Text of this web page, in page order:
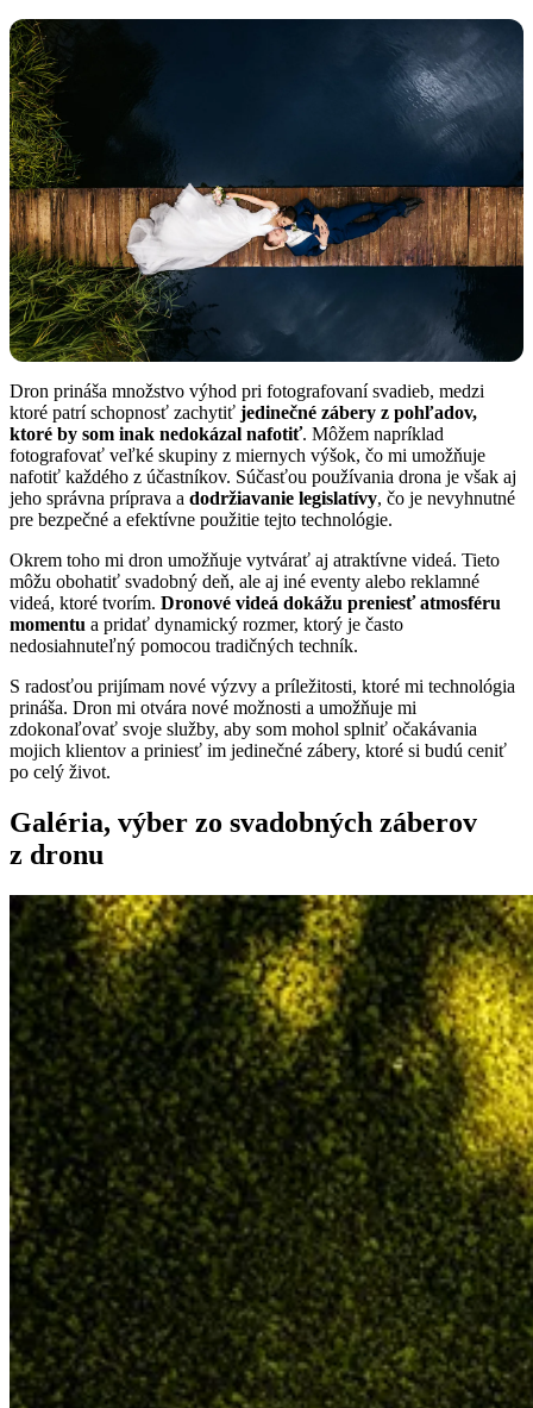
Dron prináša množstvo výhod pri fotografovaní svadieb, medzi
ktoré patrí schopnosť zachytiť jedinečné zábery z pohľadov,
ktoré by som inak nedokázal nafotiť. Môžem napríklad
fotografovať veľké skupiny z miernych výšok, čo mi umožňuje
nafotiť každého z účastníkov. Súčasťou používania drona je však aj
jeho správna príprava a dodržiavanie legislatívy, čo je nevyhnutné
pre bezpečné a efektívne použitie tejto technológie.
Okrem toho mi dron umožňuje vytvárať aj atraktívne videá. Tieto
môžu obohatiť svadobný deň, ale aj iné eventy alebo reklamné
videá, ktoré tvorím. Dronové videá dokážu preniesť atmosféru
momentu a pridať dynamický rozmer, ktorý je často
nedosiahnuteľný pomocou tradičných techník.
S radosťou prijímam nové výzvy a príležitosti, ktoré mi technológia
prináša. Dron mi otvára nové možnosti a umožňuje mi
zdokonaľovať svoje služby, aby som mohol splniť očakávania
mojich klientov a priniesť im jedinečné zábery, ktoré si budú ceniť
po celý život.
Galéria, výber zo svadobných záberov
z dronu